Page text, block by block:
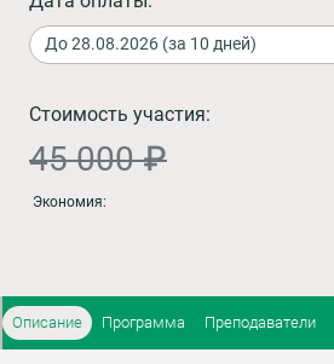
Стоимость участия:
45 000 ₽
Экономия:
Описание Программа Преподаватели